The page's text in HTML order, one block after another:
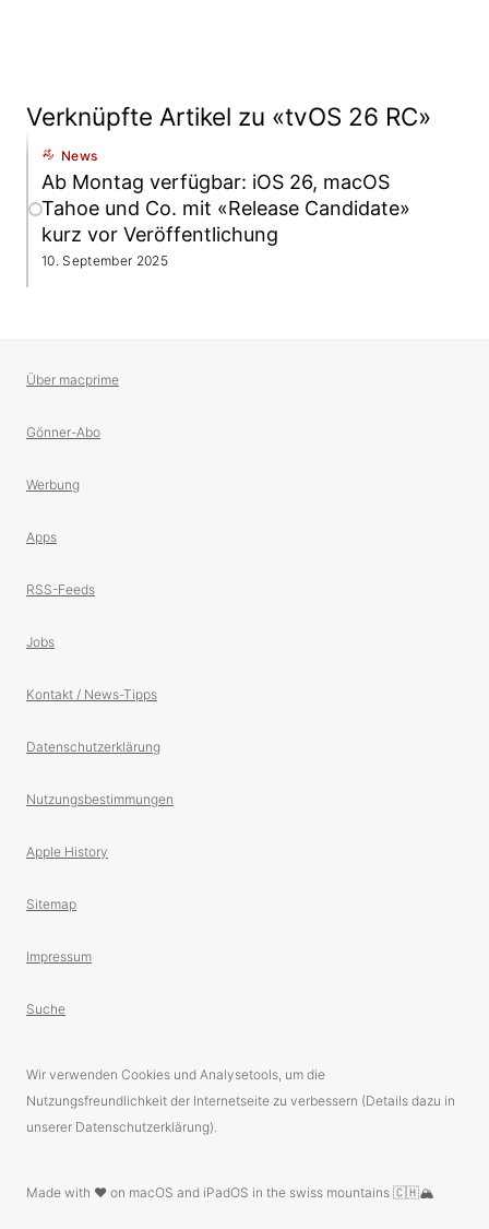
Verknüpfte Artikel zu «tvOS 26 RC»
News
Ab Montag verfügbar: iOS 26, macOS
Tahoe und Co. mit «Release Candidate»
kurz vor Veröffentlichung
10. September 2025
Über macprime
Gönner-Abo
Werbung
Apps
RSS-Feeds
Jobs
Kontakt / News-Tipps
Datenschutzerklärung
Nutzungsbestimmungen
Apple History
Sitemap
Impressum
Suche
Wir verwenden Cookies und Analysetools, um die
Nutzungsfreundlichkeit der Internetseite zu verbessern (Details dazu in
unserer Datenschutzerklärung).
Made with ❤️ on macOS and iPadOS in the swiss mountains 🇨🇭🏔